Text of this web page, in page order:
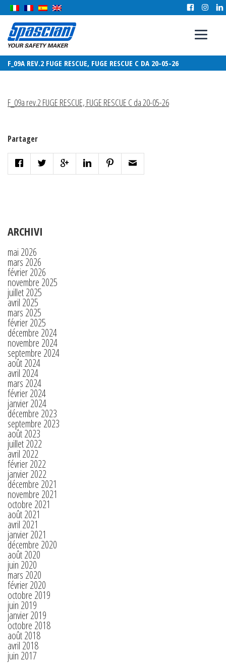
F_09A REV.2 FUGE RESCUE, FUGE RESCUE C DA 20-05-26
F_09a rev.2 FUGE RESCUE, FUGE RESCUE C da 20-05-26
Partager
ARCHIVI
mai 2026
mars 2026
février 2026
novembre 2025
juillet 2025
avril 2025
mars 2025
février 2025
décembre 2024
novembre 2024
septembre 2024
août 2024
avril 2024
mars 2024
février 2024
janvier 2024
décembre 2023
septembre 2023
août 2023
juillet 2022
avril 2022
février 2022
janvier 2022
décembre 2021
novembre 2021
octobre 2021
août 2021
avril 2021
janvier 2021
décembre 2020
août 2020
juin 2020
mars 2020
février 2020
octobre 2019
juin 2019
janvier 2019
octobre 2018
août 2018
avril 2018
juin 2017